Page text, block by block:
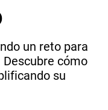
un reto para
cómo
su